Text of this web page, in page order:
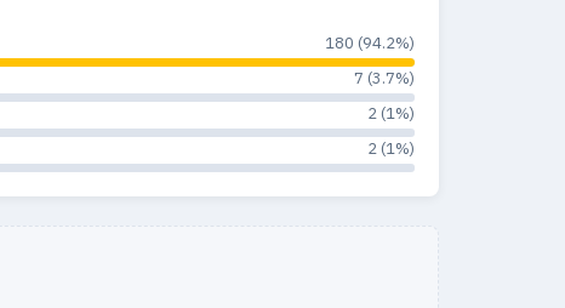
180 (94.2%)
7 (3.7%)
2 (1%)
2 (1%)